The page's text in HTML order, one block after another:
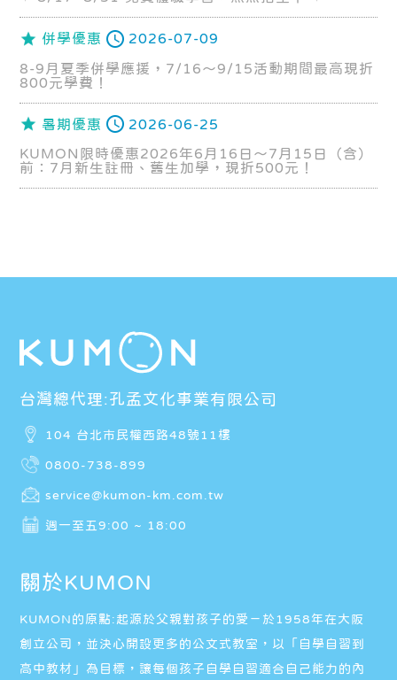
併學優惠 2026-07-09
8-9月夏季併學應援，7/16～9/15活動期間最高現折
800元學費！
暑期優惠 2026-06-25
KUMON限時優惠2026年6月16日～7月15日（含）
前：7月新生註冊、舊生加學，現折500元！
台灣總代理:孔孟文化事業有限公司
104 台北市民權西路48號11樓
0800-738-899
service@kumon-km.com.tw
週一至五9:00 ~ 18:00
關於KUMON
KUMON的原點:起源於父親對孩子的愛－於1958年在大阪
創立公司，並決心開設更多的公文式教室，以「自學自習到
高中教材」為目標，讓每個孩子自學自習適合自己能力的內